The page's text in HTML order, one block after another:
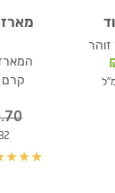
זוהר
הנוכחי
מארז
קרם
82
★
★
★